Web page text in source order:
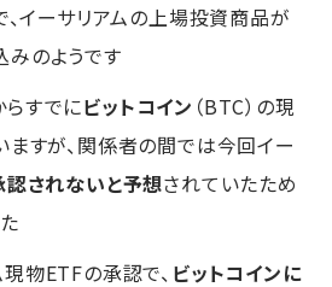
、イーサリアムの上場投資商品が
のようです
すでにビットコイン （BTC）の現
すが、関係者の間では今回イー
認されないと予想されていたため
物ETFの承認で、 ビットコインに